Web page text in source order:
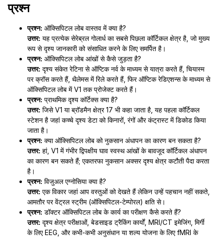
प्रश्न
प्रश्न: ऑक्सिपिटल लोब वास्तव में क्या है?
उत्तर: यह प्रत्येक सेरेब्रल गोलार्ध का सबसे पिछला कॉर्टिकल क्षेत्र है, जो मुख्य
रूप से दृश्य जानकारी को संसाधित करने के लिए समर्पित है।
प्रश्न: ऑक्सिपिटल लोब आंखों से कैसे जुड़ता है?
उत्तर: दृश्य संकेत रेटिना से ऑप्टिक नर्व के माध्यम से यात्रा करते हैं, चियास्म
पर क्रॉस करते हैं, थैलेमस में रिले करते हैं, फिर ऑप्टिक रेडिएशन्स के माध्यम से
ऑक्सिपिटल लोब में V1 तक प्रोजेक्ट करते हैं।
प्रश्न: प्राथमिक दृश्य कॉर्टेक्स क्या है?
उत्तर: जिसे V1 या ब्रॉडमैन क्षेत्र 17 भी कहा जाता है, यह पहला कॉर्टिकल
स्टेशन है जहां कच्चे दृश्य डेटा को किनारों, रंगों और कंट्रास्ट में डिकोड किया
जाता है।
प्रश्न: क्या ऑक्सिपिटल लोब को नुकसान अंधापन का कारण बन सकता है?
उत्तर: हां, V1 में गंभीर द्विपक्षीय घाव स्वस्थ आंखों के बावजूद कॉर्टिकल अंधापन
का कारण बन सकते हैं; एकतरफा नुकसान अक्सर दृश्य क्षेत्र कटौती पैदा करता
है।
प्रश्न: विजुअल एग्नोसिया क्या है?
उत्तर: एक विकार जहां आप वस्तुओं को देखते हैं लेकिन उन्हें पहचान नहीं सकते,
आमतौर पर वेंट्रल स्ट्रीम (ऑक्सिपिटल-टेम्पोरल) क्षति से।
प्रश्न: डॉक्टर ऑक्सिपिटल लोब के कार्य का परीक्षण कैसे करते हैं?
उत्तर: दृश्य क्षेत्र परीक्षाओं, बेडसाइड ट्रैकिंग कार्यों, MRI/CT इमेजिंग, मिर्गी
के लिए EEG, और कभी-कभी अनुसंधान या शल्य योजना के लिए fMRI के